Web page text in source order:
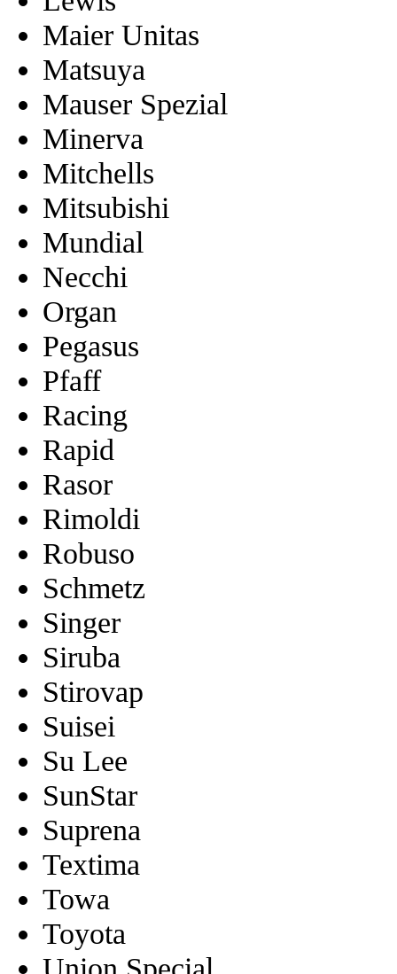
Maier Unitas
Matsuya
Mauser Spezial
Minerva
Mitchells
Mitsubishi
Mundial
Necchi
Organ
Pegasus
Pfaff
Racing
Rapid
Rasor
Rimoldi
Robuso
Schmetz
Singer
Siruba
Stirovap
Suisei
Su Lee
SunStar
Suprena
Textima
Towa
Toyota